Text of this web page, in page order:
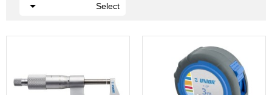
Select
